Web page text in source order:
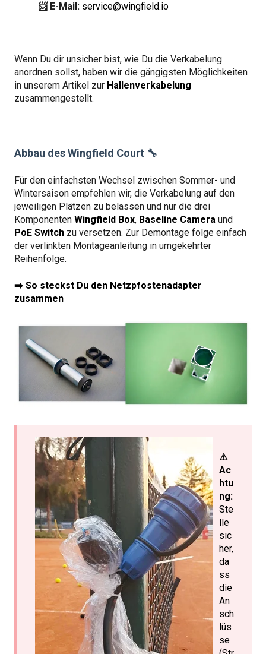
📨 E-Mail: service@wingfield.io
Wenn Du dir unsicher bist, wie Du die Verkabelung
anordnen sollst, haben wir die gängigsten Möglichkeiten
in unserem Artikel zur Hallenverkabelung
zusammengestellt.
Abbau des Wingfield Court 🔧
Für den einfachsten Wechsel zwischen Sommer- und
Wintersaison empfehlen wir, die Verkabelung auf den
jeweiligen Plätzen zu belassen und nur die drei
Komponenten Wingfield Box, Baseline Camera und
PoE Switch zu versetzen. Zur Demontage folge einfach
der verlinkten Montageanleitung in umgekehrter
Reihenfolge.
➡️ So steckst Du den Netzpfostenadapter
zusammen
⚠️
Ac
htu
ng:
Ste
lle
sic
her,
da
ss
die
An
sch
lüs
se